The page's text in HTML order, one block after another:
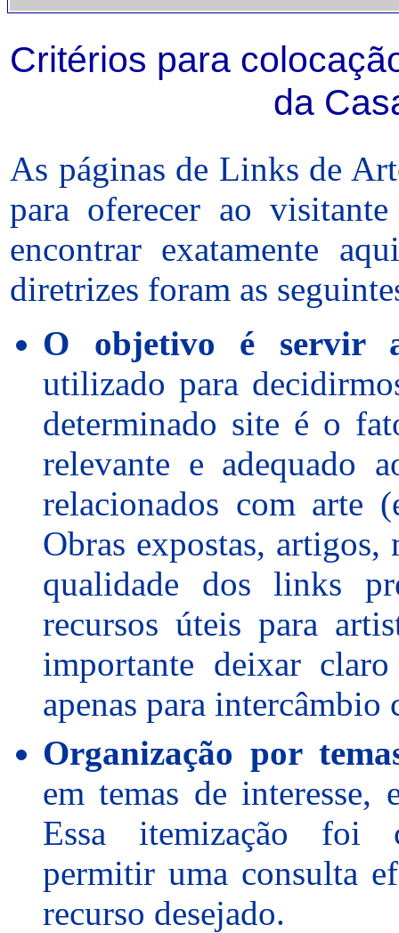
Critérios para
da
As páginas de Links de
para oferecer ao
encontrar exatamente
diretrizes foram as
O objetivo é servir
utilizado para
determinado site é o
relevante e adequado
relacionados com arte
Obras expostas,
qualidade dos links
recursos úteis para
importante deixar
apenas para
Organização por
em temas de
Essa itemização foi
permitir uma consulta
recurso desejado.